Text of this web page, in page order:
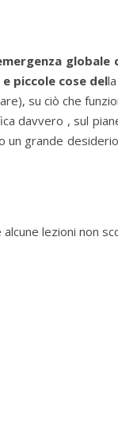
globale
piccole cose del
su ciò che
davvero , sul
un grande
lezioni non